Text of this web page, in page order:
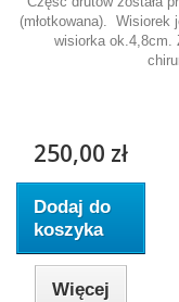
(młotkowana). Wisiorek
wisiorka ok.4,8cm.
250,00 zł
Dodaj do
koszyka
Więcej